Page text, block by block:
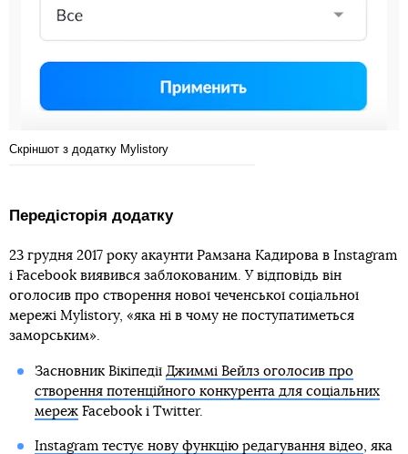
Скріншот з додатку Mylistory
Передісторія додатку
23 грудня 2017 року акаунти Рамзана Кадирова в Instagram
і Facebook виявився заблокованим. У відповідь він
оголосив про створення нової чеченської соціальної
мережі Mylistory, «яка ні в чому не поступатиметься
заморським».
Засновник Вікіпедії Джиммі Вейлз оголосив про
створення потенційного конкурента для соціальних
мережFacebook і Twitter.
Instagram тестує нову функцію редагування відео, яка